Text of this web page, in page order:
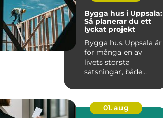
Bygga hus i Uppsala:
Så planerar du ett
lyckat projekt
Bygga hus Uppsala är
för många en av
livets största
satsningar, både
01. aug